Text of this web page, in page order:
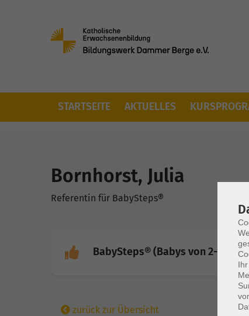
Skip to main content
STARTSEITE AKTUELLES
You are here:
Bornhorst, Julia
Referentin für BabySteps®
BabySteps® (Babys von 2-12
zurück zur Übersicht